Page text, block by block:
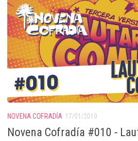
NOVENA COFRADÍA 17/01/2019
Novena Cofradía #010 -